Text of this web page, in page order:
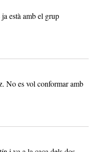
està amb el grup
No es vol conformar amb